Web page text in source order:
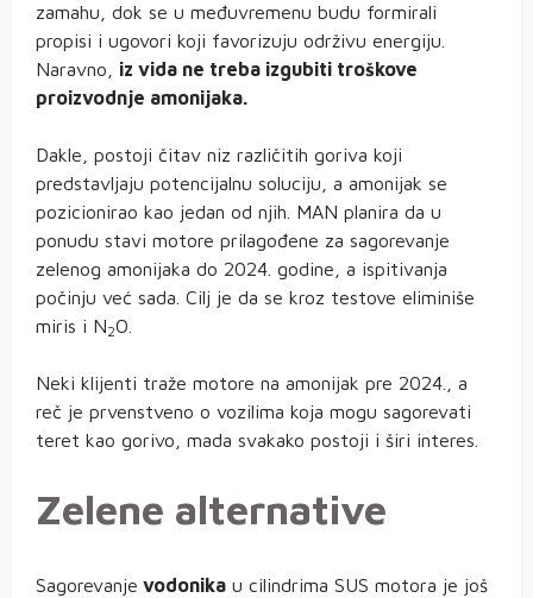
zamahu, dok se u međuvremenu budu formirali
propisi i ugovori koji favorizuju održivu energiju.
Naravno, iz vida ne treba izgubiti troškove
proizvodnje amonijaka.
Dakle, postoji čitav niz različitih goriva koji
predstavljaju potencijalnu soluciju, a amonijak se
pozicionirao kao jedan od njih. MAN planira da u
ponudu stavi motore prilagođene za sagorevanje
zelenog amonijaka do 2024. godine, a ispitivanja
počinju već sada. Cilj je da se kroz testove eliminiše
miris i N2O.
Neki klijenti traže motore na amonijak pre 2024., a
reč je prvenstveno o vozilima koja mogu sagorevati
teret kao gorivo, mada svakako postoji i širi interes.
Zelene alternative
Sagorevanje vodonika u cilindrima SUS motora je još